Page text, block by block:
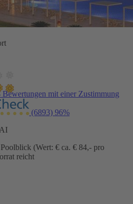
mit einer Zustimmung
(6893) 96%
(Wert: € ca. € 84,- pro
reicht